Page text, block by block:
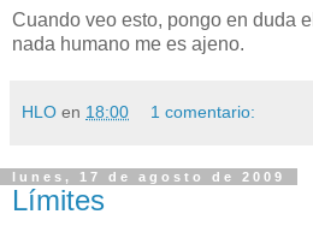
Cuando veo esto, pongo en duda el
nada humano me es ajeno.
HLO en 18:00 1 comentario:
lunes, 17 de agosto de 2009
Límites